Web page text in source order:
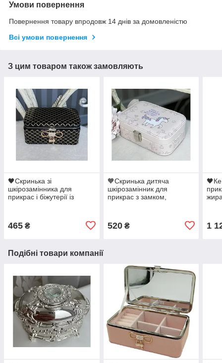
Умови повернення
Повернення товару впродовж 14 днів за домовленістю
Всі умови повернення
З цим товаром також замовляють
🖤Скринька зі
шкірозамінника для
прикрас і біжутерії із
465 ₴
🧡Скринька дитяча
шкірозамінник для
прикрас з замком,
520₴ 1
Подібні товари компанії